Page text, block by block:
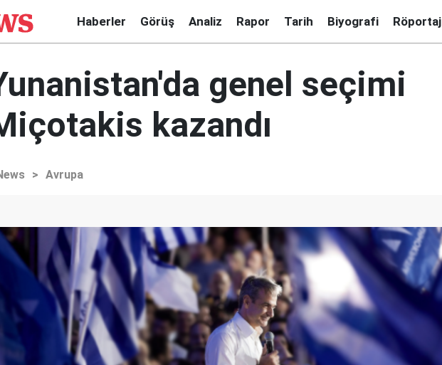
Haberler Görüş Analiz Rapor Tarih Biyografi Röportaj
genel seçimi
kazandı
> Avrupa